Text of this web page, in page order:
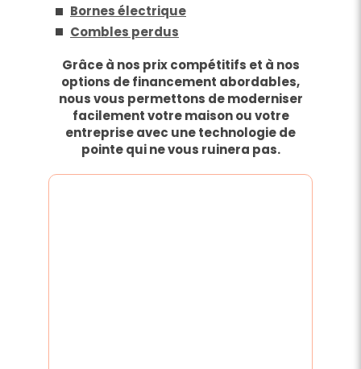
Bornes électrique
Combles perdus
Grâce à nos prix compétitifs et à nos
options de financement abordables,
nous vous permettons de moderniser
facilement votre maison ou votre
entreprise avec une technologie de
pointe qui ne vous ruinera pas.